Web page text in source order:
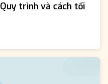
trình và cách tối